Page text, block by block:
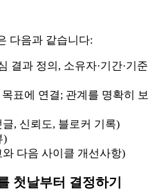
다음과 같습니다:
결과 정의, 소유자·기간·기준
표에 연결; 관계를 명확히 보
, 신뢰도, 블로커 기록)
)
다음 사이클 개선사항)
첫날부터 결정하기